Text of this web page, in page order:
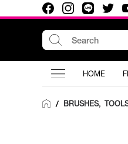
HOME
/ BRUSHES,